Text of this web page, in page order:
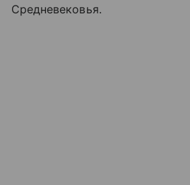
Средневековья.